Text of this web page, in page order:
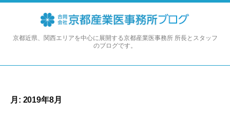
コ
京都近県、関西エリアを中心に展開する京都産業医事務所 所長とスタッフ
のブログです。
月: 2019年8月